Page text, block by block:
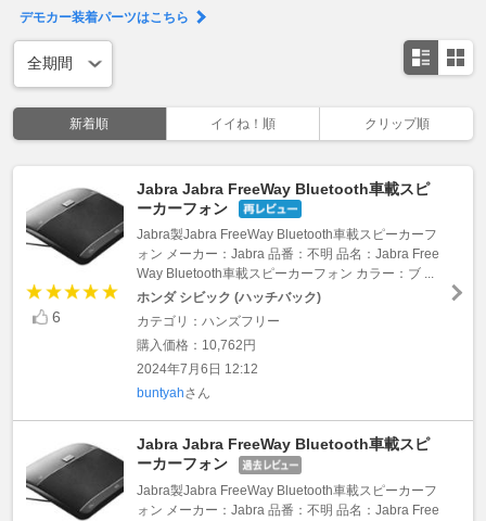
デモカー装着パーツはこちら
新着順 イイね！順 クリップ順
6
Jabra Jabra FreeWay Bluetooth車載スピ
ーカーフォン
Jabra製Jabra FreeWay Bluetooth車載スピーカーフ
ォン メーカー：Jabra 品番：不明 品名：Jabra Free
Way Bluetooth車載スピーカーフォン カラー：ブ ...
ホンダ シビック (ハッチバック)
カテゴリ：ハンズフリー
購入価格：10,762円
2024年7月6日 12:12
buntyahさん
Jabra Jabra FreeWay Bluetooth車載スピ
ーカーフォン
Jabra製Jabra FreeWay Bluetooth車載スピーカーフ
ォン メーカー：Jabra 品番：不明 品名：Jabra Free